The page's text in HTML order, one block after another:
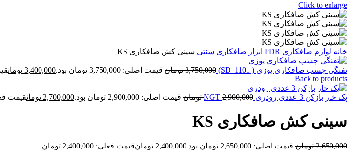
Click to enlarge
خانه لوازم صافکاری PDR ابزار صافکاری سنتی سینی کش صافکاری KS
تفنگی چسب صافکاری یوزی ( SD_1101) 3,750,000 تومان قیمت اصلی: 3,750,000 تومان بود. 3,400,000 تومان
Back to products
پک خار بازکن 3 عددی رودری NGT 2,900,000 تومان قیمت اصلی: 2,900,000 تومان بود. 2,700,000 تومانقیمت فعلی:
سینی کش صافکاری KS
2,650,000 تومان قیمت اصلی: 2,650,000 تومان بود. 2,400,000 تومانقیمت فعلی: 2,400,000 تومان.